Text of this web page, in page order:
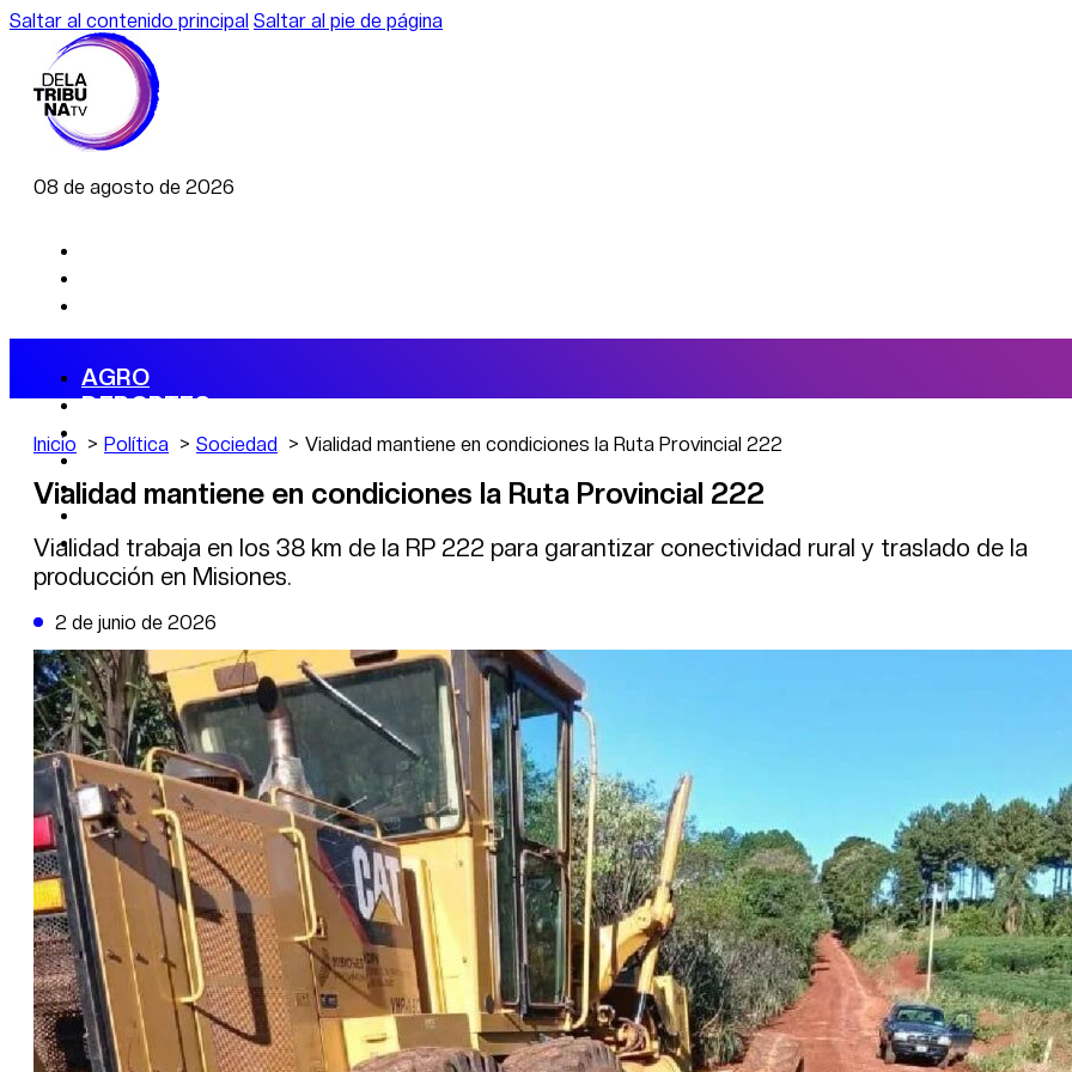
Saltar al contenido principal Saltar al pie de página
08 de agosto de 2026
AGRO
DEPORTES
ECONOMÍA
POLÍTICA
CAMBIO CLIMÁTICO
DE LA TRIBUNA TV
Inicio Política Sociedad Vialidad mantiene en condiciones la Ruta Provincial 222
Vialidad mantiene en condiciones la Ruta Provincial 222
Vialidad trabaja en los 38 km de la RP 222 para garantizar conectividad rural y traslado de la
producción en Misiones.
2 de junio de 2026